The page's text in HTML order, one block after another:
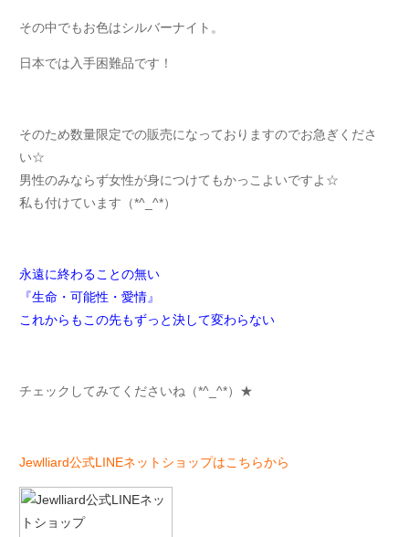
その中でもお色はシルバーナイト。
日本では入手困難品です！
そのため数量限定での販売になっておりますのでお急ぎくださ
い☆
男性のみならず女性が身につけてもかっこよいですよ☆
私も付けています（*^_^*）
永遠に終わることの無い
『生命・可能性・愛情』
これからもこの先もずっと決して変わらない
チェックしてみてくださいね（*^_^*）★
Jewlliard公式LINEネットショップはこちらから